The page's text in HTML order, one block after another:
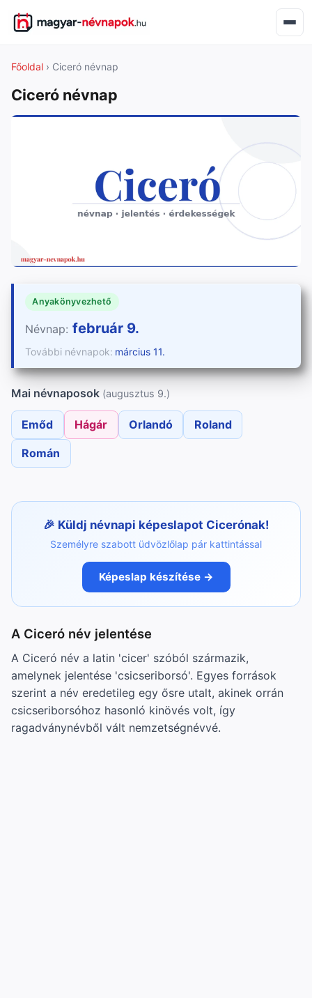
Főoldal › Ciceró névnap
Ciceró névnap
Anyakönyvezhető
Névnap: február 9.
További névnapok: március 11.
Mai névnaposok (augusztus 9.)
Emőd Hágár Orlandó Roland
Román
Küldj névnapi képeslapot Cicerónak!
Személyre szabott üdvözlőlap pár kattintással
Képeslap készítése →
A Ciceró név jelentése
A Ciceró név a latin 'cicer' szóból származik,
amelynek jelentése 'csicseriborsó'. Egyes források
szerint a név eredetileg egy ősre utalt, akinek orrán
csicseriborsóhoz hasonló kinövés volt, így
ragadványnévből vált nemzetségnévvé.